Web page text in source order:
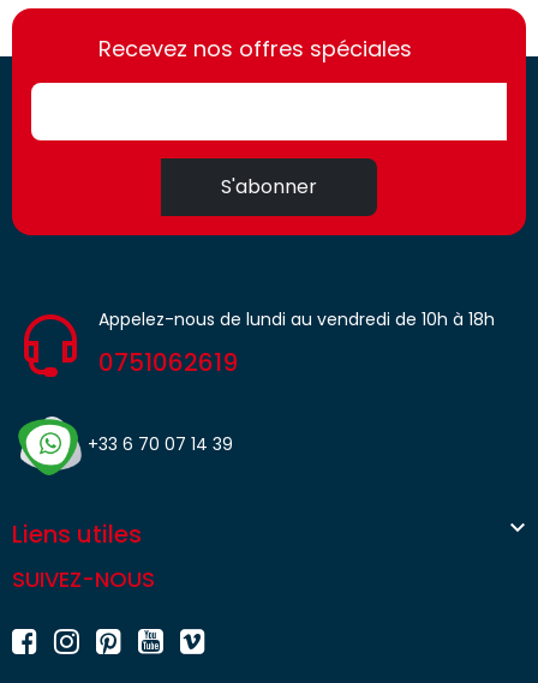
https://france-
access.fr
https://france-
access.fr
Recevez nos offres spéciales
S'abonner
Appelez-nous de lundi au vendredi de 10h à 18h
0751062619
+33 6 70 07 14 39
Liens utiles 
SUIVEZ-NOUS